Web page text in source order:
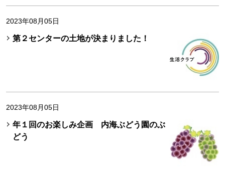
2023年08月05日
第２センターの土地が決まりました！
2023年08月05日
年１回のお楽しみ企画 内海ぶどう園のぶ
どう